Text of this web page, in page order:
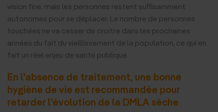
vision fine, mais les personnes restent suffisamment
autonomes pour se déplacer. Le nombre de personnes
touchées ne va cesser de croitre dans les prochaines
années du fait du vieillissement de la population, ce qui en
fait un réel enjeu de santé publique.
En l’absence de traitement, une bonne
hygiène de vie est recommandée pour
retarder l’évolution de la DMLA sèche